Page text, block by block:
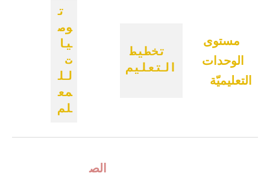
مستوى
الوحدات
التعليميّة
تخطيط
التعليم
ت
وص
يا
ت
لل
مع
لم
الص